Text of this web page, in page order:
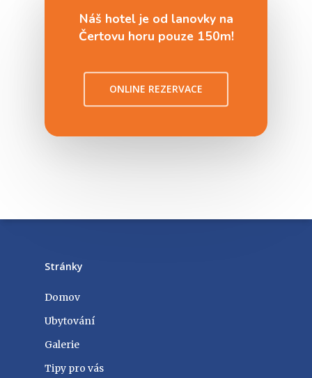
Náš hotel je od lanovky na
Čertovu horu pouze 150m!
ONLINE REZERVACE
Stránky
Domov
Ubytování
Galerie
Tipy pro vás